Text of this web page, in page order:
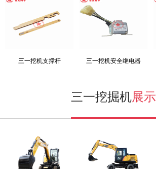
三一挖机支撑杆 三一挖机安全继电器
三一挖掘机展示